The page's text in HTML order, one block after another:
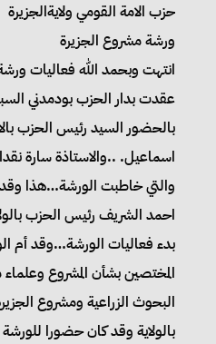
حزب الامة القومي ولايةالجزيرة
ورشة مشروع الجزيرة
انتهت وبحمد الله فعاليات
بالحضور السيد رئيس الحزب
اسماعيل. ..والاستاذة سارة
والتي خاطبت الورشة…هذا
احمد الشريف رئيس الحزب
بدء فعاليات الورشة…وقد أم
المختصين بشأن المشروع
البحوث الزراعية ومشروع
بالولاية وقد كان حضورا